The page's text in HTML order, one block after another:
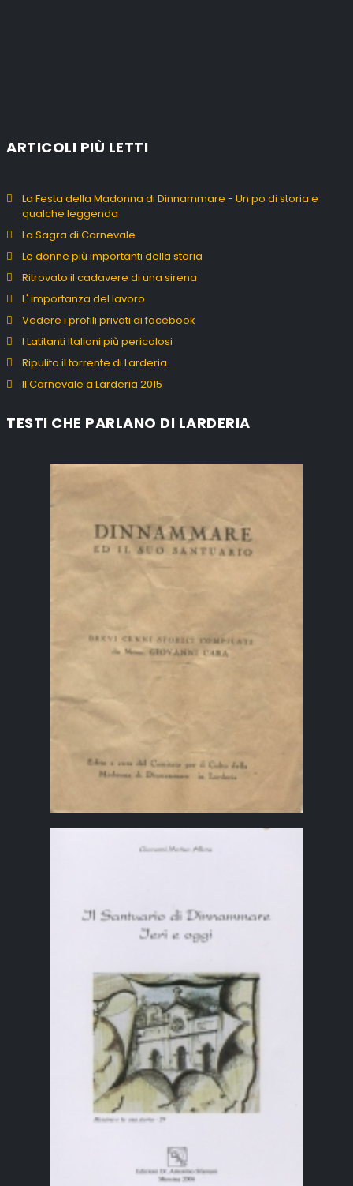
ARTICOLI PIÙ LETTI
La Festa della Madonna di Dinnammare - Un po di storia e
qualche leggenda
La Sagra di Carnevale
Le donne più importanti della storia
Ritrovato il cadavere di una sirena
L' importanza del lavoro
Vedere i profili privati di facebook
I Latitanti Italiani più pericolosi
Ripulito il torrente di Larderia
Il Carnevale a Larderia 2015
TESTI CHE PARLANO DI LARDERIA